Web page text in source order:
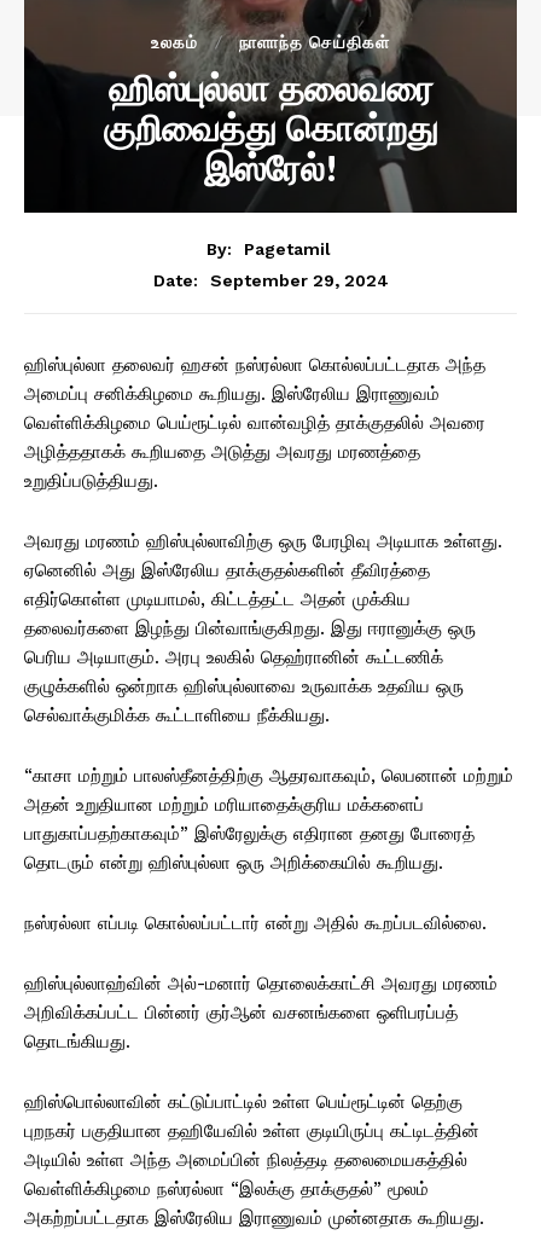
உலகம் நாளாந்த செய்திகள்
ஹிஸ்புல்லா தலைவரை
குறிவைத்து கொன்றது
இஸ்ரேல்!
By:
Pagetamil
Date:
September 29, 2024
ஹிஸ்புல்லா தலைவர் ஹசன் நஸ்ரல்லா கொல்லப்பட்டதாக அந்த
அமைப்பு சனிக்கிழமை கூறியது. இஸ்ரேலிய இராணுவம்
வெள்ளிக்கிழமை பெய்ரூட்டில் வான்வழித் தாக்குதலில் அவரை
அழித்ததாகக் கூறியதை அடுத்து அவரது மரணத்தை
உறுதிப்படுத்தியது.
அவரது மரணம் ஹிஸ்புல்லாவிற்கு ஒரு பேரழிவு அடியாக உள்ளது.
ஏனெனில் அது இஸ்ரேலிய தாக்குதல்களின் தீவிரத்தை
எதிர்கொள்ள முடியாமல், கிட்டத்தட்ட அதன் முக்கிய
தலைவர்களை இழந்து பின்வாங்குகிறது. இது ஈரானுக்கு ஒரு
பெரிய அடியாகும். அரபு உலகில் தெஹ்ரானின் கூட்டணிக்
குழுக்களில் ஒன்றாக ஹிஸ்புல்லாவை உருவாக்க உதவிய ஒரு
செல்வாக்குமிக்க கூட்டாளியை நீக்கியது.
“காசா மற்றும் பாலஸ்தீனத்திற்கு ஆதரவாகவும், லெபனான் மற்றும்
அதன் உறுதியான மற்றும் மரியாதைக்குரிய மக்களைப்
பாதுகாப்பதற்காகவும்” இஸ்ரேலுக்கு எதிரான தனது போரைத்
தொடரும் என்று ஹிஸ்புல்லா ஒரு அறிக்கையில் கூறியது.
நஸ்ரல்லா எப்படி கொல்லப்பட்டார் என்று அதில் கூறப்படவில்லை.
ஹிஸ்புல்லாஹ்வின் அல்-மனார் தொலைக்காட்சி அவரது மரணம்
அறிவிக்கப்பட்ட பின்னர் குர்ஆன் வசனங்களை ஒளிபரப்பத்
தொடங்கியது.
ஹிஸ்பொல்லாவின் கட்டுப்பாட்டில் உள்ள பெய்ரூட்டின் தெற்கு
புறநகர் பகுதியான தஹியேவில் உள்ள குடியிருப்பு கட்டிடத்தின்
அடியில் உள்ள அந்த அமைப்பின் நிலத்தடி தலைமையகத்தில்
வெள்ளிக்கிழமை நஸ்ரல்லா “இலக்கு தாக்குதல்” மூலம்
அகற்றப்பட்டதாக இஸ்ரேலிய இராணுவம் முன்னதாக கூறியது.